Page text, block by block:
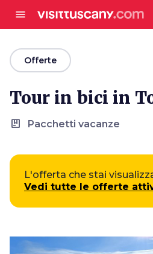
menu
arrow_backOfferte
Tour in bici in
package Pacchetti vacanze
L'offerta che stai
Vedi tutte le offerte